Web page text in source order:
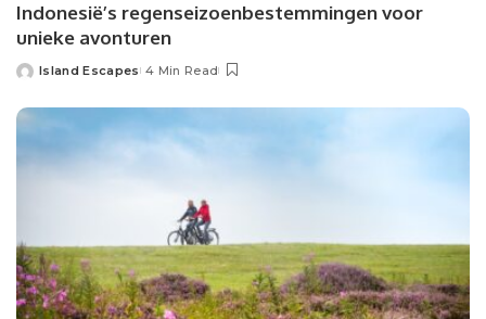
Indonesië’s regenseizoenbestemmingen voor
unieke avonturen
Posted
Island Escapes 4 Min Read